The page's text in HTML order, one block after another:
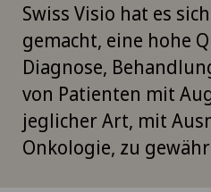
Swiss Visio hat es
gemacht, eine hohe
Diagnose,
von Patienten mit
jeglicher Art, mit
Onkologie, zu